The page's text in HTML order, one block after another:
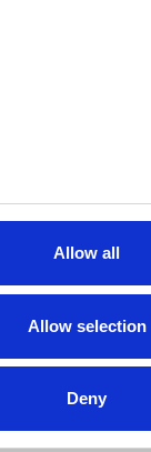
Allow all
Allow selection
Deny
-
på tur i
kjekt å ha!
regler eller
annet kjøpt i
på Hovden